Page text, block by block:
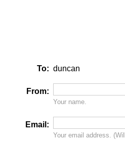
To: duncan
From:
Your name.
Email:
Your email address. (Will